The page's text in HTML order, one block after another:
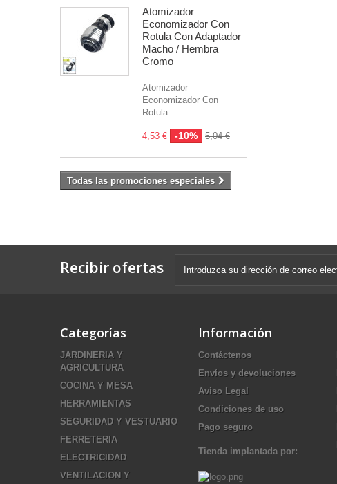
Atomizador
Economizador Con
Rotula Con Adaptador
Macho / Hembra
Cromo
Atomizador
Economizador Con
Rotula...
4,53 € -10% 5,04 €
Todas las promociones especiales
Recibir ofertas
Categorías
JARDINERIA Y
AGRICULTURA
COCINA Y MESA
HERRAMIENTAS
SEGURIDAD Y VESTUARIO
FERRETERIA
ELECTRICIDAD
VENTILACION Y
Información
Contáctenos
Envíos y devoluciones
Aviso Legal
Condiciones de uso
Pago seguro
Tienda implantada por: